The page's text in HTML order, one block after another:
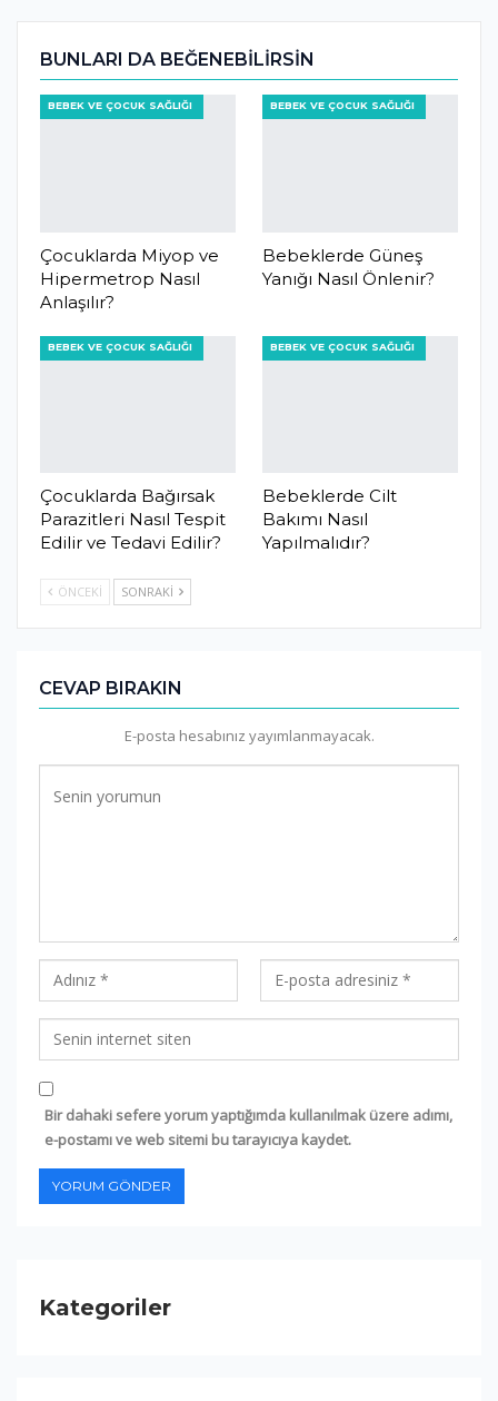
BUNLARI DA BEĞENEBILIRSIN
BEBEK VE ÇOCUK SAĞLIĞI
Çocuklarda Miyop ve
Hipermetrop Nasıl
Anlaşılır?
BEBEK VE ÇOCUK SAĞLIĞI
Bebeklerde Güneş
Yanığı Nasıl Önlenir?
BEBEK VE ÇOCUK SAĞLIĞI
Çocuklarda Bağırsak
Parazitleri Nasıl Tespit
Edilir ve Tedavi Edilir?
BEBEK VE ÇOCUK SAĞLIĞI
Bebeklerde Cilt
Bakımı Nasıl
Yapılmalıdır?
ÖNCEKI SONRAKI
CEVAP BIRAKIN
E-posta hesabınız yayımlanmayacak.
Bir dahaki sefere yorum yaptığımda kullanılmak üzere adımı,
e-postamı ve web sitemi bu tarayıcıya kaydet.
Kategoriler